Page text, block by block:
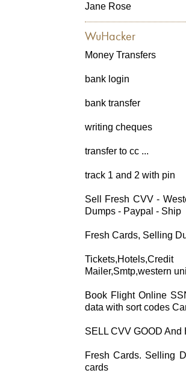
Jane Rose
WuHacker
Money Transfers
bank login
bank transfer
writing cheques
transfer to cc ...
track 1 and 2 with pin
Sell Fresh CVV -
Dumps - Paypal - Ship
Fresh Cards, Selling
Mailer,Smtp,western
Book Flight Online
data with sort codes
SELL CVV GOOD
Fresh Cards. Selling
cards